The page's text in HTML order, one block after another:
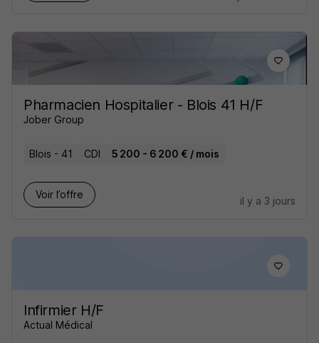
Pharmacien Hospitalier - Blois 41 H/F
Jober Group
Blois - 41 CDI 5 200 - 6 200 € / mois
Voir l’offre
il y a 3 jours
Infirmier H/F
Actual Médical